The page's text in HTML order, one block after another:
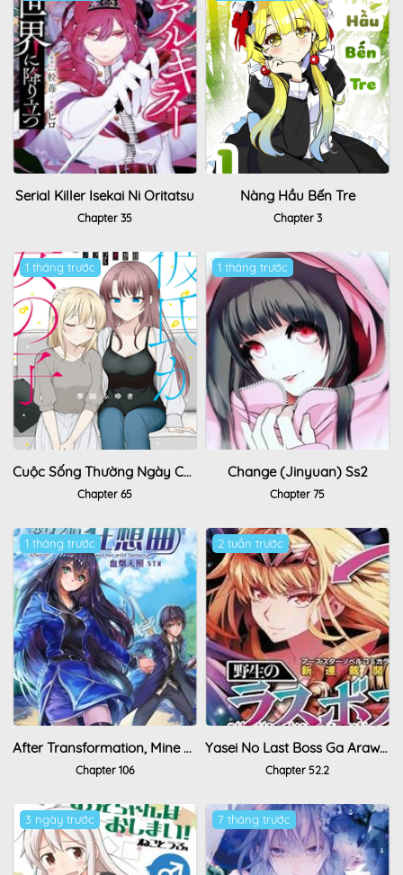
Serial Killer Isekai Ni Oritatsu
Chapter 35
Nàng Hầu Bến Tre
Chapter 3
1 tháng trước
Cuộc Sống Thường Ngày Của Một Cặp Đôi Mà Người Bạn Trai Bị Biến Thành Con Gái
Chapter 65
1 tháng trước
Change (Jinyuan) Ss2
Chapter 75
1 tháng trước
After Transformation, Mine And Her Wild Fantasy
Chapter 106
2 tuần trước
Yasei No Last Boss Ga Arawareta
Chapter 52.2
3 ngày trước 7 tháng trước